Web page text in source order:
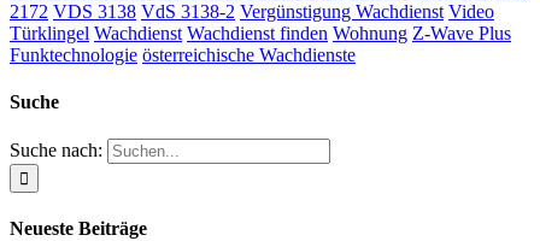
2172 VDS 3138 VdS 3138-2 Vergünstigung Wachdienst Video
Türklingel Wachdienst Wachdienst finden Wohnung Z-Wave Plus
Funktechnologie österreichische Wachdienste
Suche
Suche nach:
Neueste Beiträge